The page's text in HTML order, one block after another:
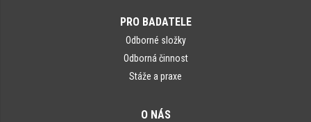
PRO BADATELE
Odborné složky
Odborná činnost
Stáže a praxe
O NÁS